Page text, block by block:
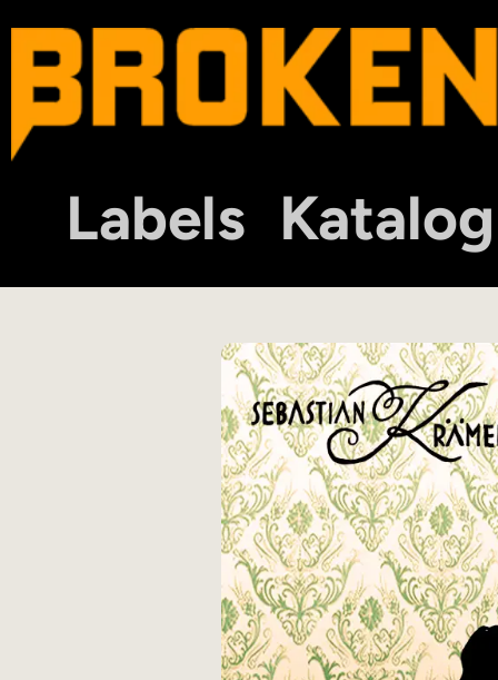
Labels Katalog